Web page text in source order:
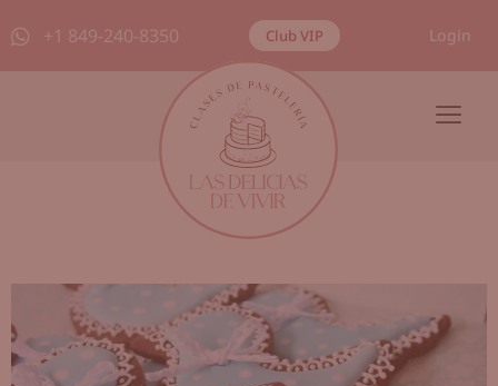
+1 849-240-8350 Club VIP Login